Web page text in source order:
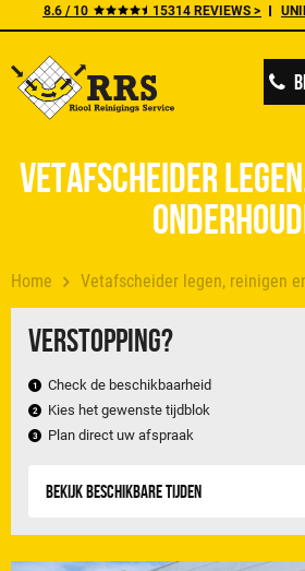
8.6 / 10 15314 REVIEWS >
Home Vetafscheider legen, reinigen
Verstopping?
Check de beschikbaarheid
Kies het gewenste tijdblok
Plan direct uw afspraak
Bekijk beschikbare tijden
Vetafscheider